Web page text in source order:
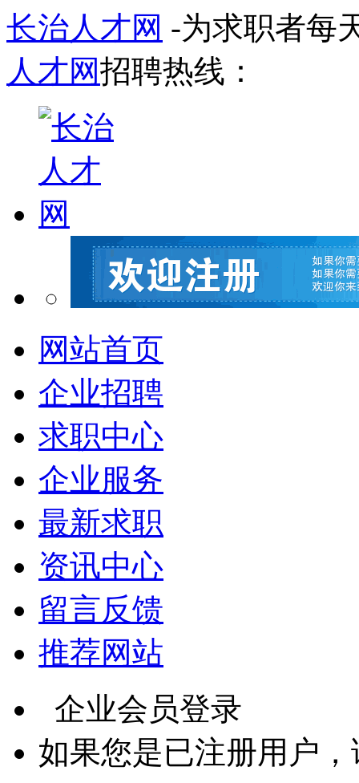
长治人才网 -为求职者每
人才网招聘热线：
网站首页
企业招聘
求职中心
企业服务
最新求职
资讯中心
留言反馈
推荐网站
企业会员登录
如果您是已注册用户